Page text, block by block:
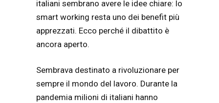
italiani sembrano avere le idee chiare: lo
smart working resta uno dei benefit più
apprezzati. Ecco perché il dibattito è
ancora aperto.
Sembrava destinato a rivoluzionare per
sempre il mondo del lavoro. Durante la
pandemia milioni di italiani hanno